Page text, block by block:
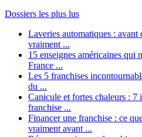
Dossiers les plus lus
Laveries automatiques :
vraiment ...
15 enseignes américaines qui
France ...
Les 5 franchises
du ...
Canicule et fortes chaleurs : 7
franchise ...
Financer une franchise : ce
vraiment avant ...